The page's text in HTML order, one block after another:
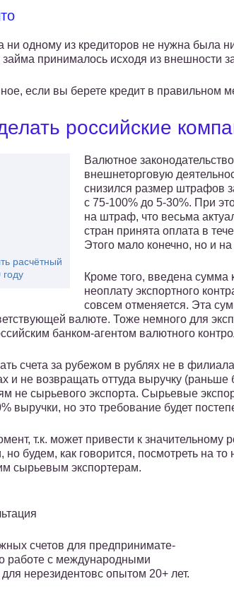
ни одному из кредиторов не нужна была
принималось исходя из внешности
если вы берете кредит в правильном
российские
расчётный
году
Валютное
внешнеторговую
снизился размер штрафов
с 75-100% до 5-30%. При
на штраф, что весьма
стран принята оплата в
Этого мало конечно, но и
Кроме того, введена сумма
неоплату экспортного
совсем отменяется. Эта
валюте. Тоже немного для
банком-агентом валютного
счета за рубежом в рублях не в
и не возвращать оттуда выручку
не сырьевого экспорта. Сырьевые
выручки, но это требование будет
т.к. может привести к значительному
но будем, как говорится, посмотреть на то
сырьевым экспортерам.
счетов для предпринимате-
работе с международными
нерезидентовс опытом 20+ лет.